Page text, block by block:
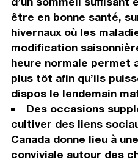
être en bonne santé,
hivernaux où les
modification
heure normale permet
plus tôt afin qu’ils
dispos le lendemain
Des occasions
cultiver des liens
Canada donne lieu à
conviviale autour des